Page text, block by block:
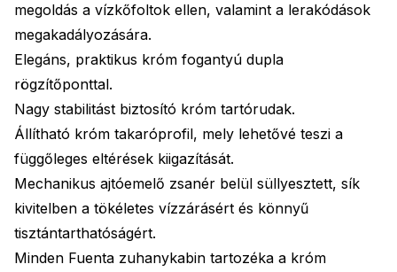
megoldás a vízkőfoltok ellen, valamint a lerakódások
megakadályozására.
Elegáns, praktikus króm fogantyú dupla
rögzítőponttal.
Nagy stabilitást biztosító króm tartórudak.
Állítható króm takaróprofil, mely lehetővé teszi a
függőleges eltérések kiigazítását.
Mechanikus ajtóemelő zsanér belül süllyesztett, sík
kivitelben a tökéletes vízzárásért és könnyű
tisztántarthatóságért.
Minden Fuenta zuhanykabin tartozéka a króm